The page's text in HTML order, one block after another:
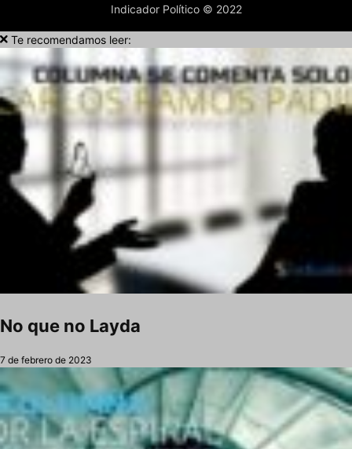
Indicador Político © 2022
Te recomendamos leer:
No que no Layda
7 de febrero de 2023